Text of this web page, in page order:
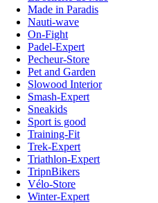
Made in Paradis
Nauti-wave
On-Fight
Padel-Expert
Pecheur-Store
Pet and Garden
Slowood Interior
Smash-Expert
Sneakids
Sport is good
Training-Fit
Trek-Expert
Triathlon-Expert
TripnBikers
Vélo-Store
Winter-Expert